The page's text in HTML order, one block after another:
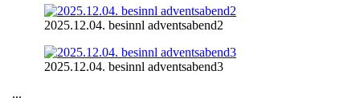
2025.12.04. besinnl adventsabend2
2025.12.04. besinnl adventsabend3
...